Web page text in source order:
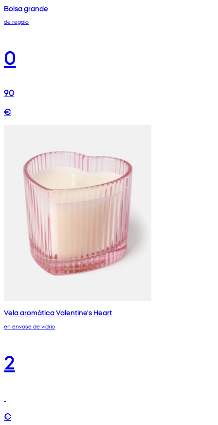
Bolsa grande
de regalo
0
90
€
Vela aromática Valentine's Heart
en envase de vidrio
2
€